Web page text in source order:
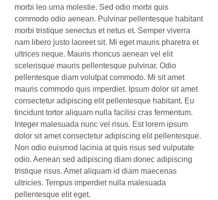
morbi leo urna molestie. Sed odio morbi quis
commodo odio aenean. Pulvinar pellentesque habitant
morbi tristique senectus et netus et. Semper viverra
nam libero justo laoreet sit. Mi eget mauris pharetra et
ultrices neque. Mauris rhoncus aenean vel elit
scelerisque mauris pellentesque pulvinar. Odio
pellentesque diam volutpat commodo. Mi sit amet
mauris commodo quis imperdiet. Ipsum dolor sit amet
consectetur adipiscing elit pellentesque habitant. Eu
tincidunt tortor aliquam nulla facilisi cras fermentum.
Integer malesuada nunc vel risus. Est lorem ipsum
dolor sit amet consectetur adipiscing elit pellentesque.
Non odio euismod lacinia at quis risus sed vulputate
odio. Aenean sed adipiscing diam donec adipiscing
tristique risus. Amet aliquam id diam maecenas
ultricies. Tempus imperdiet nulla malesuada
pellentesque elit eget.